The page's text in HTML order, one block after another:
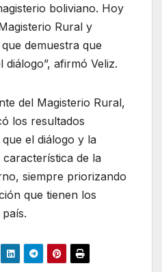
boliviano. Hoy
Rural y
demuestra que
afirmó Veliz.
del Magisterio Rural,
los resultados
el diálogo y la
de la
siempre priorizando
que tienen los